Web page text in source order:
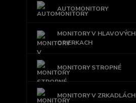
AUTOMONITORY
MONITORY V HLAVOVÝCH
OPIERKACH
MONITORY STROPNÉ
MONITORY V ZRKADLÁCH